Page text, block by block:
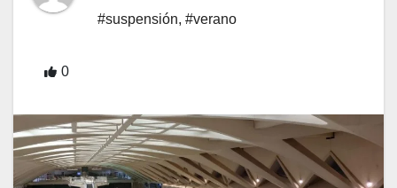
#suspensión, #verano
0